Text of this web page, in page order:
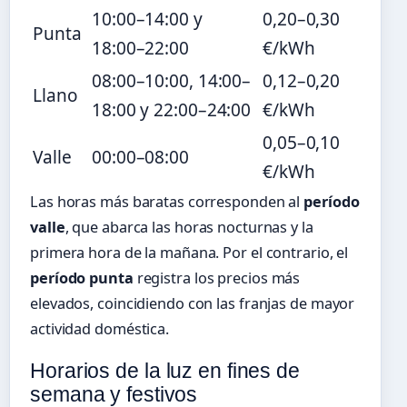
Punta
10:00–14:00 y
18:00–22:00
0,20–0,30
€/kWh
Llano
08:00–10:00, 14:00–
18:00 y 22:00–24:00
0,12–0,20
€/kWh
Valle
00:00–08:00
0,05–0,10
€/kWh
Las horas más baratas corresponden al período
valle, que abarca las horas nocturnas y la
primera hora de la mañana. Por el contrario, el
período punta registra los precios más
elevados, coincidiendo con las franjas de mayor
actividad doméstica.
Horarios de la luz en fines de
semana y festivos